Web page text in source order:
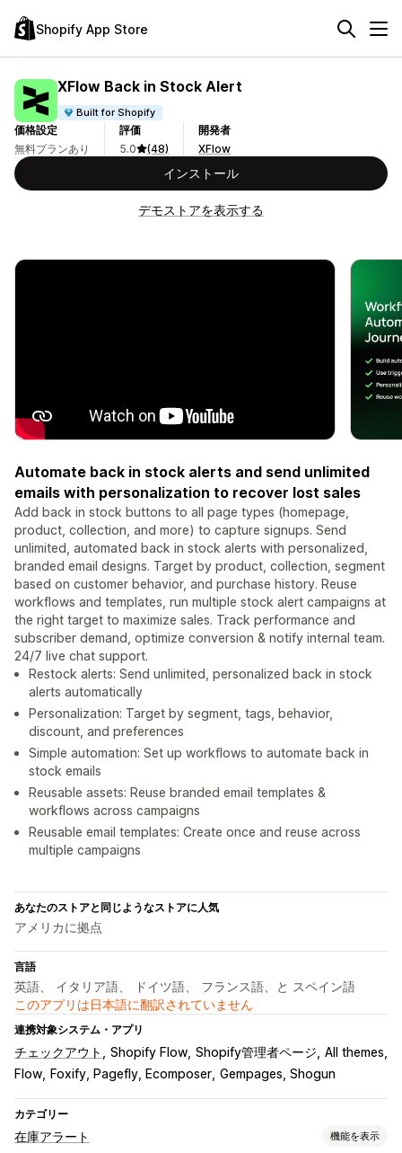
Shopify App Store
XFlow Back in Stock Alert
Built for Shopify
価格設定
無料プランあり
評価
5.0
(48)
開発者
XFlow
インストール
デモストアを表示する
Automate back in stock alerts and send unlimited
emails with personalization to recover lost sales
Add back in stock buttons to all page types (homepage,
product, collection, and more) to capture signups. Send
unlimited, automated back in stock alerts with personalized,
branded email designs. Target by product, collection, segment
based on customer behavior, and purchase history. Reuse
workflows and templates, run multiple stock alert campaigns at
the right target to maximize sales. Track performance and
subscriber demand, optimize conversion & notify internal team.
24/7 live chat support.
Restock alerts: Send unlimited, personalized back in stock
alerts automatically
Personalization: Target by segment, tags, behavior,
discount, and preferences
Simple automation: Set up workflows to automate back in
stock emails
Reusable assets: Reuse branded email templates &
workflows across campaigns
Reusable email templates: Create once and reuse across
multiple campaigns
あなたのストアと同じようなストアに人気
アメリカに拠点
言語
英語、 イタリア語、 ドイツ語、 フランス語、と スペイン語
このアプリは日本語に翻訳されていません
連携対象システム・アプリ
チェックアウト Shopify Flow Shopify管理者ページ All themes
Flow
Foxify, Pagefly, Ecomposer Gempages, Shogun
カテゴリー
在庫アラート 機能を表示